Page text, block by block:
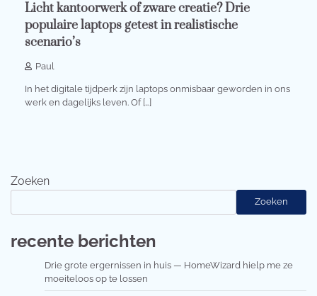
Licht kantoorwerk of zware creatie? Drie
populaire laptops getest in realistische
scenario’s
Paul
In het digitale tijdperk zijn laptops onmisbaar geworden in ons
werk en dagelijks leven. Of […]
Zoeken
Zoeken
recente berichten
Drie grote ergernissen in huis — HomeWizard hielp me ze
moeiteloos op te lossen